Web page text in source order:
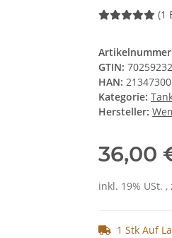
(1
GTIN:
HAN: 21347300
Kategorie:
Hersteller:
36,00
inkl. 19% USt. ,
1 Stk Auf